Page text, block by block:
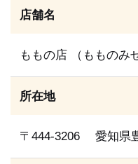
店舗名
ももの店 （もものみ
所在地
〒444-3206 愛知県